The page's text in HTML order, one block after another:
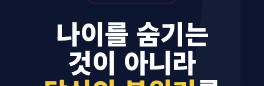
나이를 숨기는
것이 아니라